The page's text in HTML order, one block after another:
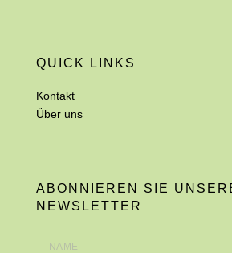
QUICK LINKS
Kontakt
Über uns
ABONNIEREN SIE
NEWSLETTER